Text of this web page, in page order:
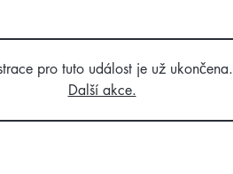
pro tuto událost je už ukončena.
Další akce.